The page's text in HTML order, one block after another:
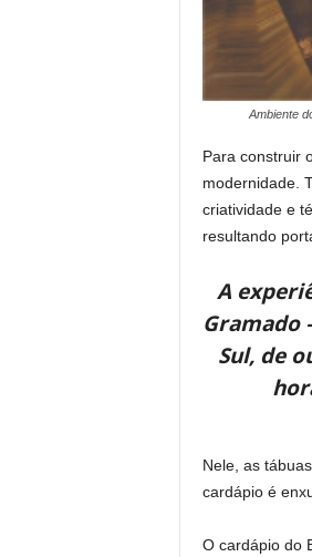
Ambiente
Para construir
modernidade.
criatividade e
resultando
A
Gramado
Sul, de
Nele, as
cardápio é
O cardápio do